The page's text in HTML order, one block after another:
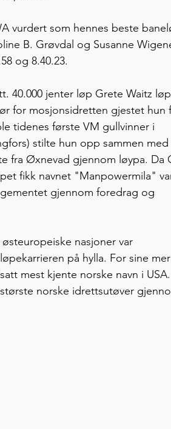
vurdert som hennes beste
B. Grøvdal og Susanne
og 8.40.23.
40.000 jenter løp Grete Waitz
for mosjonsidretten gjestet hun
tidenes første VM gullvinner i
stilte hun opp sammen med
fra Øxnevad gjennom løypa. Da
fikk navnet "Manpowermila"
gjennom foredrag og
nasjoner var
på hylla. For sine
mest kjente norske navn i USA.
norske idrettsutøver